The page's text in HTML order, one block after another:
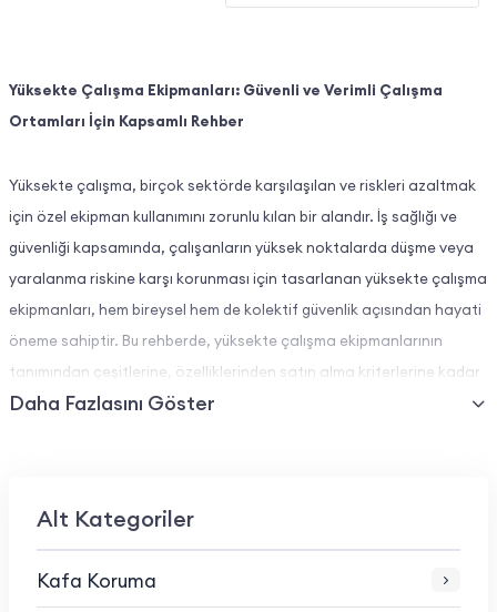
Alt Kategoriler
Kafa Koruma
Yüksekte Çalışma Ekipmanları: Güvenli ve Verimli Çalışma
Ortamları İçin Kapsamlı Rehber
Yüksekte çalışma, birçok sektörde karşılaşılan ve riskleri azaltmak
için özel ekipman kullanımını zorunlu kılan bir alandır. İş sağlığı ve
güvenliği kapsamında, çalışanların yüksek noktalarda düşme veya
yaralanma riskine karşı korunması için tasarlanan yüksekte çalışma
ekipmanları, hem bireysel hem de kolektif güvenlik açısından hayati
öneme sahiptir. Bu rehberde, yüksekte çalışma ekipmanlarının
tanımından çeşitlerine, özelliklerinden satın alma kriterlerine kadar
tüm detayları bulabilirsiniz.
Yüksekte çalışma ekipmanları, yüksek ve tehlikeli noktalarda
sağlayan donanımlardır. Bu ekipmanlar, yapı işlerinden bakım ve
Daha Fazlasını Göster